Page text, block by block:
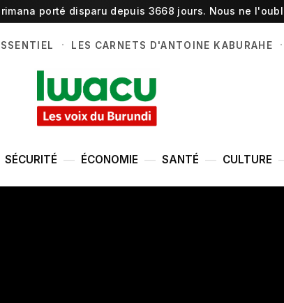
porté disparu depuis 3668 jours. Nous ne
· LES CARNETS D'ANTOINE KABURAHE ·
SÉCURITÉ ÉCONOMIE SANTÉ CULTURE